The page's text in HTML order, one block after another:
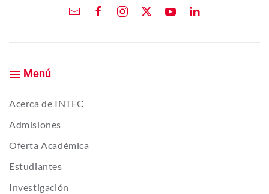
Menú
Acerca de INTEC
Admisiones
Oferta Académica
Estudiantes
Investigación